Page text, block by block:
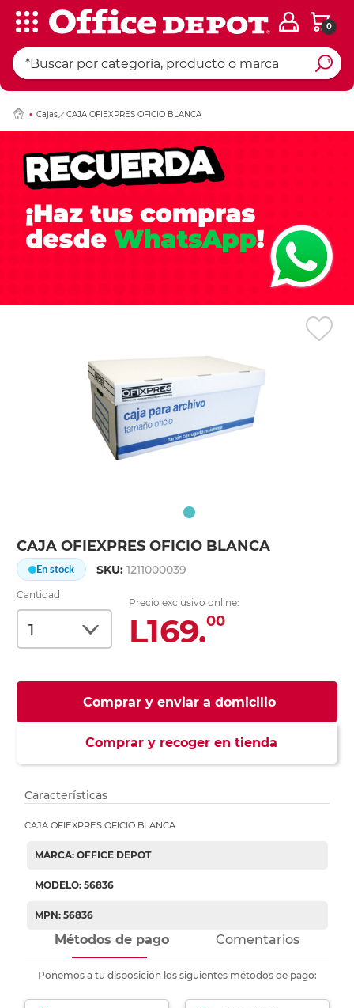
0
Cajas CAJA OFIEXPRES OFICIO BLANCA
CAJA OFIEXPRES OFICIO BLANCA
En stock SKU:1211000039
Cantidad
Precio exclusivo online:
L169.00
Comprar y enviar a domicilio
Comprar y recoger en tienda
Ingresar Codigo
Características
CAJA OFIEXPRES OFICIO BLANCA
MARCA: OFFICE DEPOT
MODELO: 56836
MPN: 56836
Métodos de pago Comentarios
Ponemos a tu disposición los siguientes métodos de pago: